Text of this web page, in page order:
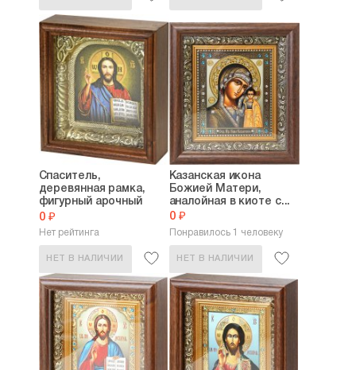
Спаситель,
деревянная рамка,
фигурный арочный
киот,...
0 ₽
Нет рейтинга
НЕТ В НАЛИЧИИ
Казанская икона
Божией Матери,
аналойная в киоте с...
0 ₽
Понравилось 1 человеку
НЕТ В НАЛИЧИИ